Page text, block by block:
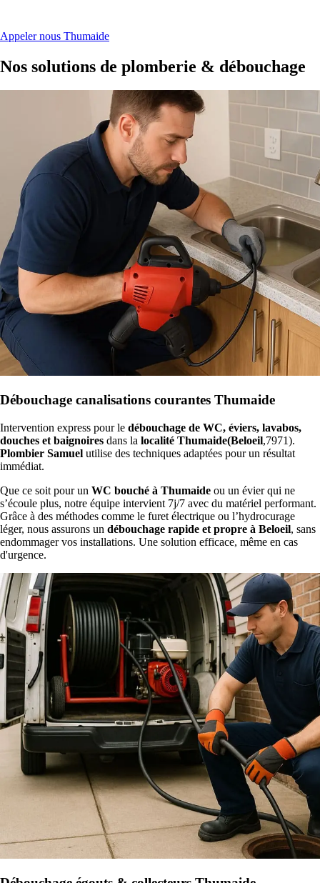
Appeler nous Thumaide
Nos solutions de plomberie & débouchage
Débouchage canalisations courantes Thumaide
Intervention express pour le débouchage de WC, éviers, lavabos,
douches et baignoires dans la localité Thumaide(Beloeil,7971).
Plombier Samuel utilise des techniques adaptées pour un résultat
immédiat.
Que ce soit pour un WC bouché à Thumaide ou un évier qui ne
s’écoule plus, notre équipe intervient 7j/7 avec du matériel performant.
Grâce à des méthodes comme le furet électrique ou l’hydrocurage
léger, nous assurons un débouchage rapide et propre à Beloeil, sans
endommager vos installations. Une solution efficace, même en cas
d'urgence.